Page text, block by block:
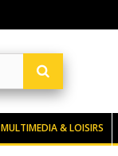
MULTIMEDIA & LOISIRS